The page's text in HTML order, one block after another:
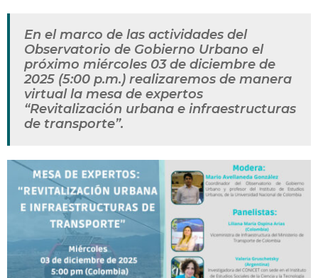
En el marco de las actividades del
Observatorio de Gobierno Urbano el
próximo miércoles 03 de diciembre de
2025 (5:00 p.m.) realizaremos de manera
virtual la mesa de expertos
“Revitalización urbana e infraestructuras
de transporte”.